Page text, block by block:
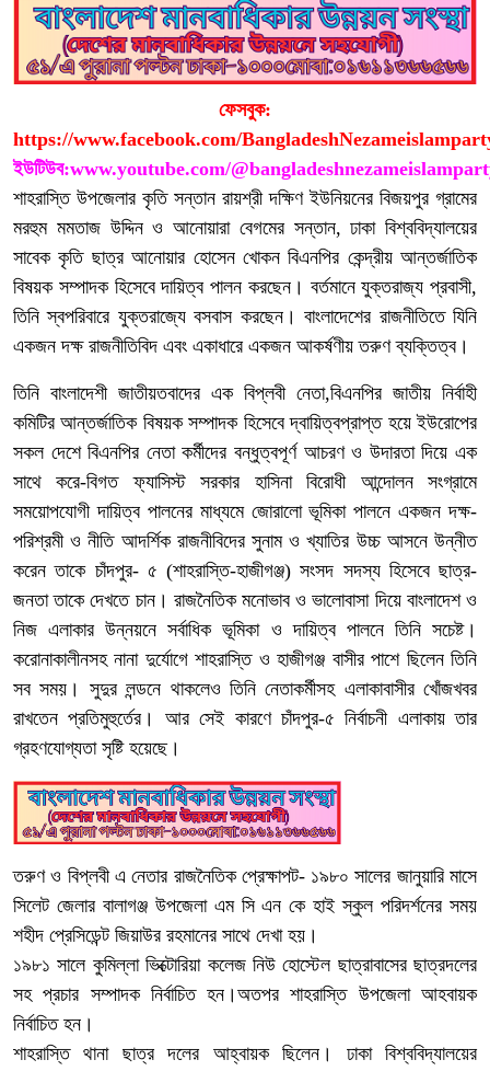
ফেসবুক:
https://www.facebook.com/
ইউটিউব:www.youtube.com/
শাহরাস্তি উপজেলার কৃতি সন্তান রায়শ্রী দক্ষিণ ইউনিয়নের বিজয়পুর গ্রামের
মরহুম মমতাজ উদ্দিন ও আনোয়ারা বেগমের সন্তান, ঢাকা বিশ্ববিদ্যালয়ের
সাবেক কৃতি ছাত্র আনোয়ার হোসেন খোকন বিএনপির কেন্দ্রীয় আন্তর্জাতিক
বিষয়ক সম্পাদক হিসেবে দায়িত্ব পালন করছেন। বর্তমানে যুক্তরাজ্য প্রবাসী,
তিনি স্বপরিবারে যুক্তরাজ্যে বসবাস করছেন। বাংলাদেশের রাজনীতিতে যিনি
একজন দক্ষ রাজনীতিবিদ এবং একাধারে একজন আকর্ষণীয় তরুণ ব্যক্তিত্ব।
তিনি বাংলাদেশী জাতীয়তবাদের এক বিপ্লবী নেতা,বিএনপির জাতীয় নির্বাহী
কমিটির আন্তর্জাতিক বিষয়ক সম্পাদক হিসেবে দ্বায়িত্বপ্রাপ্ত হয়ে ইউরোপের
সকল দেশে বিএনপির নেতা কর্মীদের বন্ধুত্বপূর্ণ আচরণ ও উদারতা দিয়ে এক
সাথে করে-বিগত ফ্যাসিস্ট সরকার হাসিনা বিরোধী আন্দোলন সংগ্রামে
সময়োপযোগী দায়িত্ব পালনের মাধ্যমে জোরালো ভূমিকা পালনে একজন দক্ষ-
পরিশ্রমী ও নীতি আদর্শিক রাজনীবিদের সুনাম ও খ্যাতির উচ্চ আসনে উন্নীত
করেন তাকে চাঁদপুর- ৫ (শাহরাস্তি-হাজীগঞ্জ) সংসদ সদস্য হিসেবে ছাত্র-
জনতা তাকে দেখতে চান। রাজনৈতিক মনোভাব ও ভালোবাসা দিয়ে বাংলাদেশ ও
নিজ এলাকার উন্নয়নে সর্বাধিক ভূমিকা ও দায়িত্ব পালনে তিনি সচেষ্ট।
করোনাকালীনসহ নানা দুর্যোগে শাহরাস্তি ও হাজীগঞ্জ বাসীর পাশে ছিলেন তিনি
সব সময়। সুদুর লন্ডনে থাকলেও তিনি নেতাকর্মীসহ এলাকাবাসীর খোঁজখবর
রাখতেন প্রতিমুহুর্তের। আর সেই কারণে চাঁদপুর-৫ নির্বাচনী এলাকায় তার
গ্রহণযোগ্যতা সৃষ্টি হয়েছে।
তরুণ ও বিপ্লবী এ নেতার রাজনৈতিক প্রেক্ষাপট- ১৯৮০ সালের জানুয়ারি মাসে
সিলেট জেলার বালাগঞ্জ উপজেলা এম সি এন কে হাই স্কুল পরিদর্শনের সময়
শহীদ প্রেসিডেন্ট জিয়াউর রহমানের সাথে দেখা হয়।
১৯৮১ সালে কুমিল্লা ভিক্টোরিয়া কলেজ নিউ হোস্টেল ছাত্রাবাসের ছাত্রদলের
সহ প্রচার সম্পাদক নির্বাচিত হন।অতপর শাহরাস্তি উপজেলা আহবায়ক
নির্বাচিত হন।
শাহরাস্তি থানা ছাত্র দলের আহ্বায়ক ছিলেন। ঢাকা বিশ্ববিদ্যালয়ের